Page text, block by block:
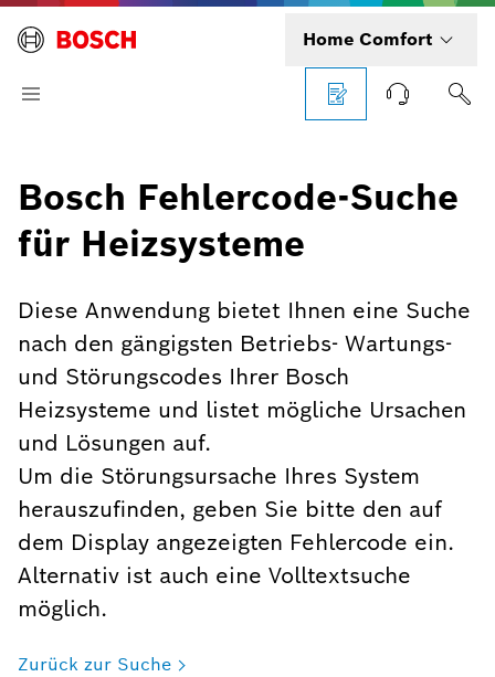
Home Comfort
Bosch Fehlercode-Suche
für Heizsysteme
Diese Anwendung bietet Ihnen eine Suche
nach den gängigsten Betriebs- Wartungs-
und Störungscodes Ihrer Bosch
Heizsysteme und listet mögliche Ursachen
und Lösungen auf.
Um die Störungsursache Ihres System
herauszufinden, geben Sie bitte den auf
dem Display angezeigten Fehlercode ein.
Alternativ ist auch eine Volltextsuche
möglich.
Zurück zur Suche